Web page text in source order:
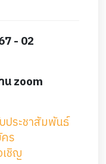
- 02
น zoom
ประชาสัมพันธ์
ร
ชิญ